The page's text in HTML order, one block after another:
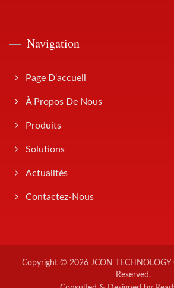
Navigation
Page D'accueil
À Propos De Nous
Produits
Solutions
Actualités
Contactez-Nous
Copyright © 2026 JCON TECHNOLOGY
Reserved.